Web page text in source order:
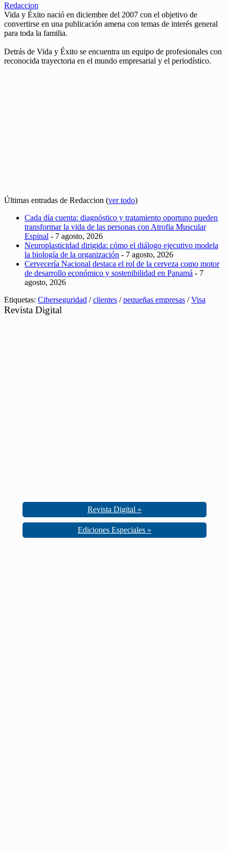
Redaccion
Vida y Éxito nació en diciembre del 2007 con el objetivo de
convertirse en una publicación amena con temas de interés general
para toda la familia.
Detrás de Vida y Éxito se encuentra un equipo de profesionales con
reconocida trayectoria en el mundo empresarial y el periodístico.
Últimas entradas de Redaccion (ver todo)
Cada día cuenta: diagnóstico y tratamiento oportuno pueden
transformar la vida de las personas con Atrofia Muscular
Espinal - 7 agosto, 2026
Neuroplasticidad dirigida: cómo el diálogo ejecutivo modela
la biología de la organización - 7 agosto, 2026
Cervecería Nacional destaca el rol de la cerveza como motor
de desarrollo económico y sostenibilidad en Panamá - 7
agosto, 2026
Etiquetas: Ciberseguridad /clientes /pequeñas empresas /Visa
Revista Digital
Revista Digital »
Ediciones Especiales »